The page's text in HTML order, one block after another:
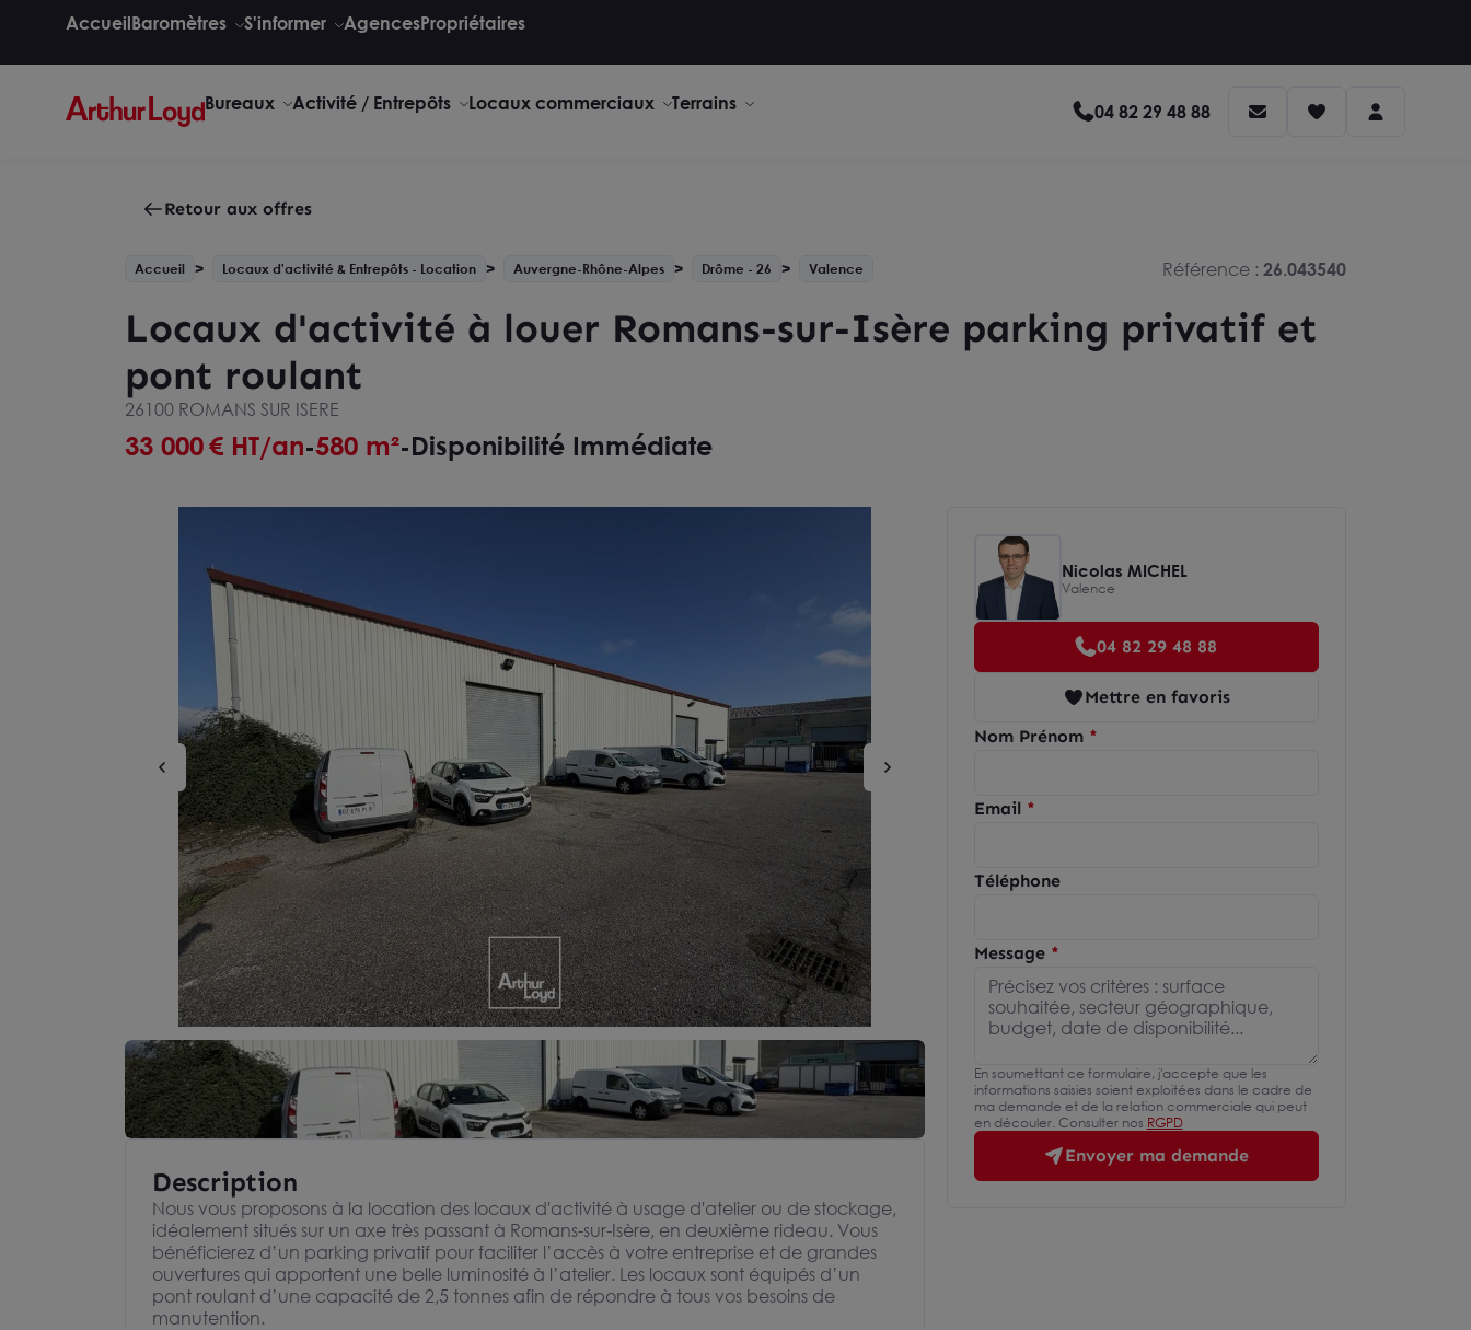
AccueilBaromètres S'informer AgencesPropriétaires
Bureaux Activité / Entrepôts Locaux commerciaux Terrains 04 82 29 48 88
Retour aux offres
Accueil Locaux d'activité & Entrepôts - Location Auvergne-Rhône-Alpes Drôme - 26 Valence Référence : 26.043540
Locaux d'activité à louer Romans-sur-Isère parking privatif et
pont roulant
26100 ROMANS SUR ISERE
33 000€ HT/an-580 m²-Disponibilité Immédiate
Description
Nous vous proposons à la location des locaux d'activité à usage d'atelier ou de stockage,
idéalement situés sur un axe très passant à Romans-sur-Isère, en deuxième rideau. Vous
bénéficierez d’un parking privatif pour faciliter l’accès à votre entreprise et de grandes
ouvertures qui apportent une belle luminosité à l’atelier. Les locaux sont équipés d’un
pont roulant d’une capacité de 2,5 tonnes afin de répondre à tous vos besoins de
manutention.
Nicolas MICHEL
Valence
04 82 29 48 88
Mettre en favoris
Nom Prénom
Email
Téléphone
Message
En soumettant ce formulaire, j'accepte que les
informations saisies soient exploitées dans le cadre de
ma demande et de la relation commerciale qui peut
en découler. Consulter nos RGPD
Envoyer ma demande